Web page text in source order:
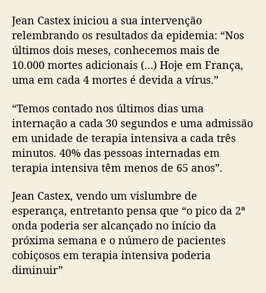
Jean Castex iniciou a sua intervenção
relembrando os resultados da epidemia: “Nos
últimos dois meses, conhecemos mais de
10.000 mortes adicionais (…) Hoje em França,
uma em cada 4 mortes é devida a vírus.”
“Temos contado nos últimos dias uma
internação a cada 30 segundos e uma admissão
em unidade de terapia intensiva a cada três
minutos. 40% das pessoas internadas em
terapia intensiva têm menos de 65 anos”.
Jean Castex, vendo um vislumbre de
esperança, entretanto pensa que “o pico da 2ª
onda poderia ser alcançado no início da
próxima semana e o número de pacientes
cobiçosos em terapia intensiva poderia
diminuir”